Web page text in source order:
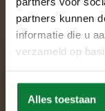
partners kunnen
informatie die u
verzameld op
Alles toestaan